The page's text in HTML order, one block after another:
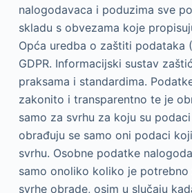
nalogodavaca i poduzima sve
skladu s obvezama koje
Opća uredba o zaštiti podataka
GDPR. Informacijski sustav
praksama i standardima.
zakonito i transparentno te je
samo za svrhu za koju su
obrađuju se samo oni podaci
svrhu. Osobne podatke
samo onoliko koliko je potrebno
svrhe obrade, osim u slučaju